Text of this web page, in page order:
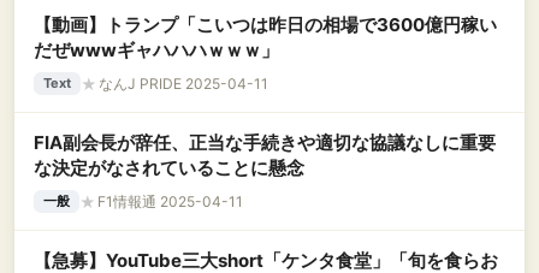
【動画】トランプ「こいつは昨日の相場で3600億円稼い
だぜwwwギャハハハｗｗｗ」
Text ★ なんJ PRIDE 2025-04-11
FIA副会長が辞任、正当な手続きや適切な協議なしに重要
な決定がなされていることに懸念
一般 ★ F1情報通 2025-04-11
【急募】YouTube三大short「ケンタ食堂」「旬を食らお